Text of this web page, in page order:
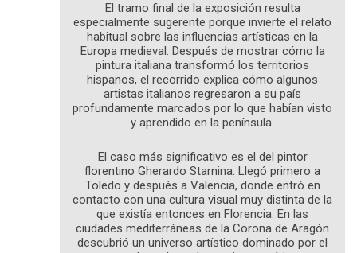
El tramo final de la exposición resulta
especialmente sugerente porque invierte el relato
habitual sobre las influencias artísticas en la
Europa medieval. Después de mostrar cómo la
pintura italiana transformó los territorios
hispanos, el recorrido explica cómo algunos
artistas italianos regresaron a su país
profundamente marcados por lo que habían visto
y aprendido en la península.
El caso más significativo es el del pintor
florentino Gherardo Starnina. Llegó primero a
Toledo y después a Valencia, donde entró en
contacto con una cultura visual muy distinta de la
que existía entonces en Florencia. En las
ciudades mediterráneas de la Corona de Aragón
descubrió un universo artístico dominado por el